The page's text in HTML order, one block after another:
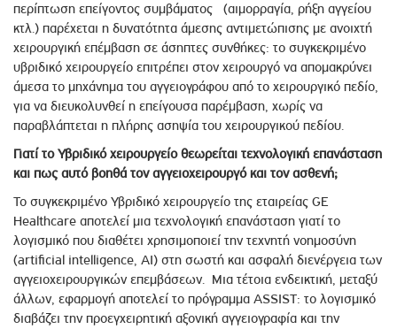
περίπτωση επείγοντος συμβάματος (αιμορραγία, ρήξη αγγείου
κτλ.) παρέχεται η δυνατότητα άμεσης αντιμετώπισης με ανοιχτή
χειρουργική επέμβαση σε άσηπτες συνθήκες: το συγκεκριμένο
υβριδικό χειρουργείο επιτρέπει στον χειρουργό να απομακρύνει
άμεσα το μηχάνημα του αγγειογράφου από το χειρουργικό πεδίο,
για να διευκολυνθεί η επείγουσα παρέμβαση, χωρίς να
παραβλάπτεται η πλήρης ασηψία του χειρουργικού πεδίου.
Γιατί το Υβριδικό χειρουργείο θεωρείται τεχνολογική επανάσταση
και πως αυτό βοηθά τον αγγειοχειρουργό και τον ασθενή;
Το συγκεκριμένο Υβριδικό χειρουργείο της εταιρείας GE
Healthcare αποτελεί μια τεχνολογική επανάσταση γιατί το
λογισμικό που διαθέτει χρησιμοποιεί την τεχνητή νοημοσύνη
(artificial intelligence, AI) στη σωστή και ασφαλή διενέργεια των
αγγειοχειρουργικών επεμβάσεων. Μια τέτοια ενδεικτική, μεταξύ
άλλων, εφαρμογή αποτελεί το πρόγραμμα ASSIST: το λογισμικό
διαβάζει την προεγχειρητική αξονική αγγειογραφία και την